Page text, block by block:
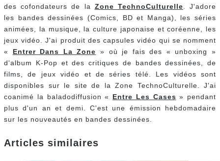
des cofondateurs de la Zone TechnoCulturelle . J'adore
les bandes dessinées (Comics, BD et Manga), les séries
animées, la musique, la culture japonaise et coréenne, les
jeux vidéo. J'ai produit des capsules vidéo qui se nomment
« Entrer Dans La Zone » où je fais des « unboxing »
d'album K-Pop et des critiques de bandes dessinées, de
films, de jeux vidéo et de séries télé. Les vidéos sont
disponibles sur le site de la Zone TechnoCulturelle. J'ai
coanimé la baladodiffusion « Entre Les Cases » pendant
plus d'un an et demi. C'est une émission hebdomadaire
sur les nouveautés en bandes dessinées.
Articles similaires